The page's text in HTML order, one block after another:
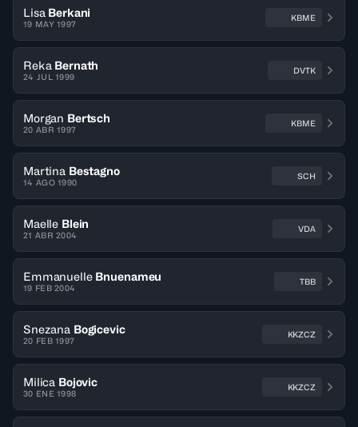
Lisa Berkani
19 MAY 1997
KBME
Reka Bernath
24 JUL 1999
DVTK
Morgan Bertsch
20 ABR 1997
KBME
Martina Bestagno
14 AGO 1990
SCH
Maelle Blein
21 ABR 2004
VDA
Emmanuelle Bnuenameu
19 FEB 2004
TBB
Snezana Bogicevic
20 FEB 1997
KKZCZ
Milica Bojovic
30 ENE 1998
KKZCZ